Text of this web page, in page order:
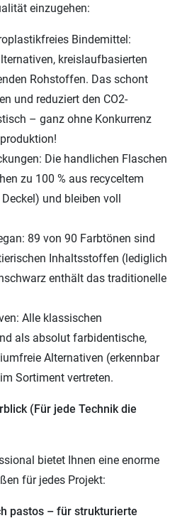
einzugehen:
Bindemittel:
kreislaufbasierten
Rohstoffen. Das schont
und reduziert den CO2-
– ganz ohne Konkurrenz
Die handlichen Flaschen
zu 100 % aus recyceltem
und bleiben voll
89 von 90 Farbtönen sind
Inhaltsstoffen (lediglich
enthält das traditionelle
Alle klassischen
als absolut farbidentische,
Alternativen (erkennbar
Sortiment vertreten.
(Für jede Technik die
bietet Ihnen eine enorme
für jedes Projekt:
pastos – für strukturierte